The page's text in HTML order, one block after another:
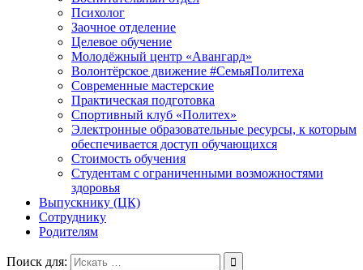
Психолог
Заочное отделение
Целевое обучение
Молодёжный центр «Авангард»
Волонтёрское движение #СемьяПолитеха
Современные мастерские
Практическая подготовка
Спортивный клуб «Политех»
Электронные образовательные ресурсы, к которым
обеспечивается доступ обучающихся
Стоимость обучения
Студентам с ограниченными возможностями
здоровья
Выпускнику (ЦК)
Сотруднику
Родителям
Поиск для: